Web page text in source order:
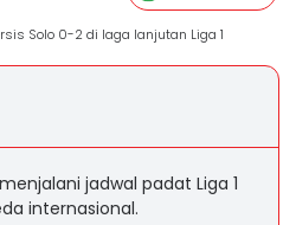
Solo 0-2 di laga lanjutan Liga 1
jadwal padat Liga 1
internasional.